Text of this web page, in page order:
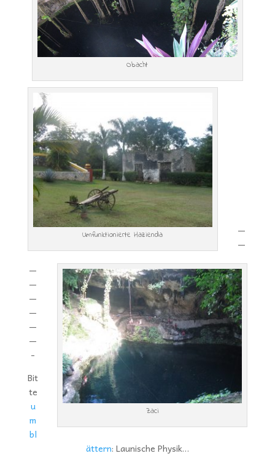
Obacht
Umfunktionierte Hazienda
Zaci
—
—
—
—
—
—
—
—
-
Bit
te
u
m
bl
ättern: Launische Physik…